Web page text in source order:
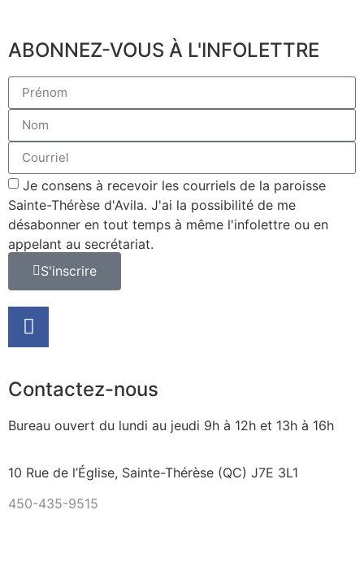
ABONNEZ-VOUS À L'INFOLETTRE
Je consens à recevoir les courriels de la paroisse
Sainte-Thérèse d'Avila. J'ai la possibilité de me
désabonner en tout temps à même l'infolettre ou en
appelant au secrétariat.
S'inscrire
Contactez-nous
Bureau ouvert du lundi au jeudi 9h à 12h et 13h à 16h
10 Rue de l’Église, Sainte-Thérèse (QC) J7E 3L1
450-435-9515